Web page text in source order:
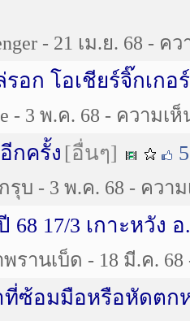
- 21 เม.ย. 68 - ค
อก โอเชียร์จิ๊กเกอ
- 3 พ.ค. 68 - ความเห็
กครั้ง [อื่นๆ] 5
บ - 3 พ.ค. 68 - ความ
68 17/3 เกาะหวัง
รานเบ็ด - 18 มี.ค. 68
ที่ซ้อมมือหรือหัดตก